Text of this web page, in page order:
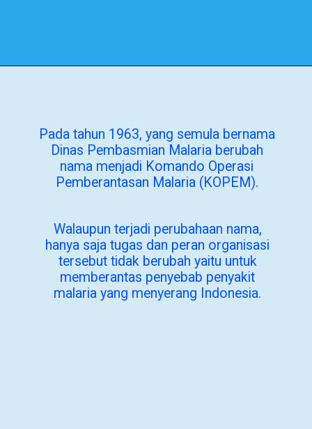
Pada tahun 1963, yang semula bernama
Dinas Pembasmian Malaria berubah
nama menjadi Komando Operasi
Pemberantasan Malaria (KOPEM).
Walaupun terjadi perubahaan nama,
hanya saja tugas dan peran organisasi
tersebut tidak berubah yaitu untuk
memberantas penyebab penyakit
malaria yang menyerang Indonesia.